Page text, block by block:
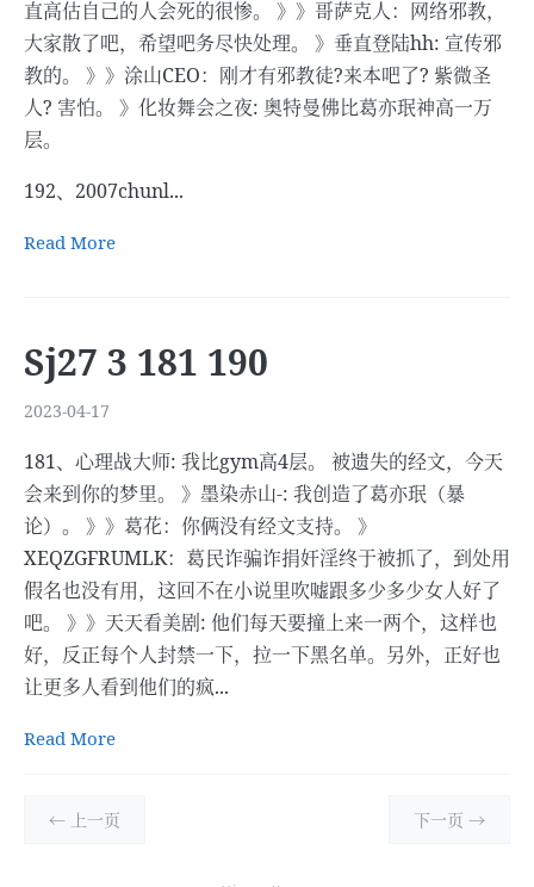
直高估自己的人会死的很惨。 》》哥萨克人：网络邪教，
大家散了吧，希望吧务尽快处理。 》垂直登陆hh: 宣传邪
教的。 》》涂山CEO：刚才有邪教徒?来本吧了? 紫微圣
人? 害怕。 》化妆舞会之夜: 奥特曼佛比葛亦珉神高一万
层。
192、2007chunl...
Read More
Sj27 3 181 190
2023-04-17
181、心理战大师: 我比gym高4层。 被遗失的经文，今天
会来到你的梦里。 》墨染赤山-: 我创造了葛亦珉（暴
论）。 》》葛花：你俩没有经文支持。 》
XEQZGFRUMLK：葛民诈骗诈捐奸淫终于被抓了，到处用
假名也没有用，这回不在小说里吹嘘跟多少多少女人好了
吧。 》》天天看美剧: 他们每天要撞上来一两个，这样也
好，反正每个人封禁一下，拉一下黑名单。另外，正好也
让更多人看到他们的疯...
Read More
← 上一页 下一页 →